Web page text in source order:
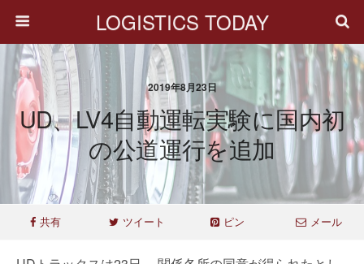
LOGISTICS TODAY
2019年8月23日
UD、LV4自動運転実験に国内初
の公道運行を追加
共有 ツイート ピン メール